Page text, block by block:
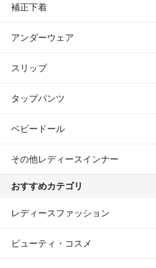
補正下着
アンダーウェア
スリップ
タップパンツ
ベビードール
その他レディースインナー
おすすめカテゴリ
レディースファッション
ビューティ・コスメ